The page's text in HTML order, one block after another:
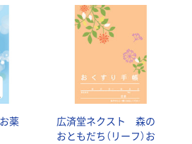
薬
広済堂ネクスト 森の
おともだち（リーフ）お